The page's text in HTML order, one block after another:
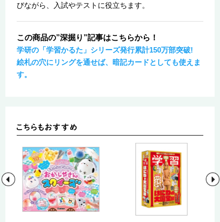
びながら、入試やテストに役立ちます。
この商品の”深掘り”記事はこちらから！
学研の「学習かるた」シリーズ発行累計150万部突破!
絵札の穴にリングを通せば、暗記カードとしても使えま
す。